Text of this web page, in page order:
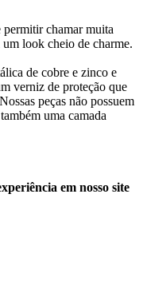
chamar muita
look cheio de charme.
de cobre e zinco e
verniz de proteção que
peças não possuem
uma camada
em nosso site